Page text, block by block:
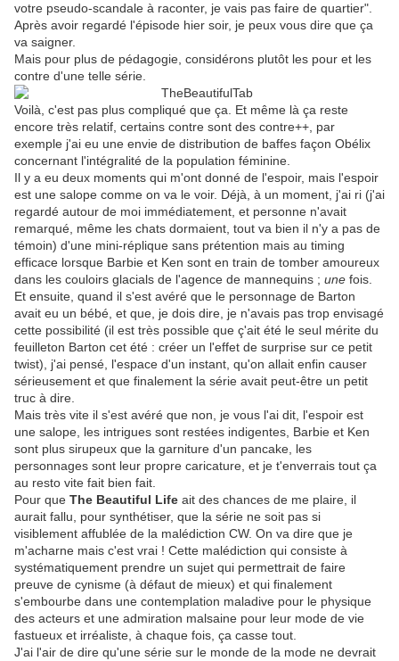
votre pseudo-scandale à raconter, je vais pas faire de quartier".
Après avoir regardé l'épisode hier soir, je peux vous dire que ça
va saigner.
Mais pour plus de pédagogie, considérons plutôt les pour et les
contre d'une telle série.
Voilà, c'est pas plus compliqué que ça. Et même là ça reste
encore très relatif, certains contre sont des contre++, par
exemple j'ai eu une envie de distribution de baffes façon Obélix
concernant l'intégralité de la population féminine.
Il y a eu deux moments qui m'ont donné de l'espoir, mais l'espoir
est une salope comme on va le voir. Déjà, à un moment, j'ai ri (j'ai
regardé autour de moi immédiatement, et personne n'avait
remarqué, même les chats dormaient, tout va bien il n'y a pas de
témoin) d'une mini-réplique sans prétention mais au timing
efficace lorsque Barbie et Ken sont en train de tomber amoureux
dans les couloirs glacials de l'agence de mannequins ; une fois.
Et ensuite, quand il s'est avéré que le personnage de Barton
avait eu un bébé, et que, je dois dire, je n'avais pas trop envisagé
cette possibilité (il est très possible que ç'ait été le seul mérite du
feuilleton Barton cet été : créer un l'effet de surprise sur ce petit
twist), j'ai pensé, l'espace d'un instant, qu'on allait enfin causer
sérieusement et que finalement la série avait peut-être un petit
truc à dire.
Mais très vite il s'est avéré que non, je vous l'ai dit, l'espoir est
une salope, les intrigues sont restées indigentes, Barbie et Ken
sont plus sirupeux que la garniture d'un pancake, les
personnages sont leur propre caricature, et je t'enverrais tout ça
au resto vite fait bien fait.
Pour que The Beautiful Life ait des chances de me plaire, il
aurait fallu, pour synthétiser, que la série ne soit pas si
visiblement affublée de la malédiction CW. On va dire que je
m'acharne mais c'est vrai ! Cette malédiction qui consiste à
systématiquement prendre un sujet qui permettrait de faire
preuve de cynisme (à défaut de mieux) et qui finalement
s'embourbe dans une contemplation maladive pour le physique
des acteurs et une admiration malsaine pour leur mode de vie
fastueux et irréaliste, à chaque fois, ça casse tout.
J'ai l'air de dire qu'une série sur le monde de la mode ne devrait